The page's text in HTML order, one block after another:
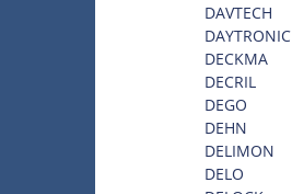
DAVTECH
DAYTRONIC
DECKMA
DECRIL
DEGO
DEHN
DELIMON
DELO